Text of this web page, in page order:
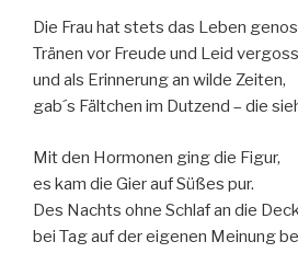
Die Frau hat stets das Leben
Tränen vor Freude und Leid
und als Erinnerung an wilde Zeiten,
gab´s Fältchen im Dutzend – die
Mit den Hormonen ging die Figur,
es kam die Gier auf Süßes pur.
Des Nachts ohne Schlaf an die
bei Tag auf der eigenen Meinung